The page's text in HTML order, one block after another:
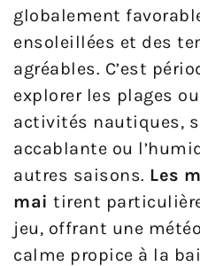
globalement
ensoleillées et des
agréables. C’est
explorer les plages
activités nautiques,
accablante ou
autres saisons. Les
mai tirent
jeu, offrant une
calme propice à la